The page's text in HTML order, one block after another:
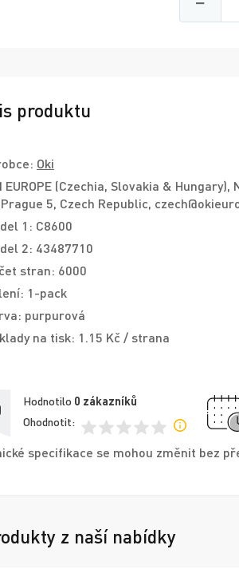
produktu
Oki
EUROPE (Czechia, Slovakia &
5, Czech Republic,
1: C8600
2: 43487710
stran: 6000
1-pack
purpurová
na tisk: 1.15 Kč / strana
Hodnotilo 0 zákazníků
Ohodnotit:
specifikace se mohou změnit bez
z naší nabídky